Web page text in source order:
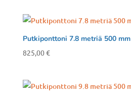
Putkiponttoni 7.8 metriä 500 mm
825,00€